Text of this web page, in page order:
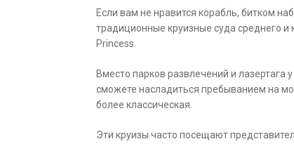
Если вам не нравится корабль, битком
традиционные круизные суда среднего
Princess.
Вместо парков развлечений и
сможете насладиться пребыванием на
более классическая.
Эти круизы часто посещают